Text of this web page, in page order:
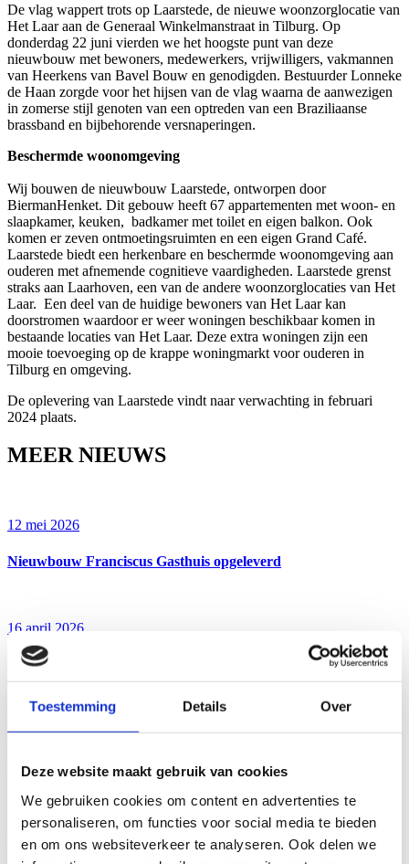
Toestemming Details Over
Deze website maakt gebruik van cookies
We gebruiken cookies om content en advertenties te
personaliseren, om functies voor social media te bieden
en om ons websiteverkeer te analyseren. Ook delen we
De vlag wappert trots op Laarstede, de nieuwe woonzorglocatie van
Het Laar aan de Generaal Winkelmanstraat in Tilburg. Op
donderdag 22 juni vierden we het hoogste punt van deze
nieuwbouw met bewoners, medewerkers, vrijwilligers, vakmannen
van Heerkens van Bavel Bouw en genodigden. Bestuurder Lonneke
de Haan zorgde voor het hijsen van de vlag waarna de aanwezigen
in zomerse stijl genoten van een optreden van een Braziliaanse
brassband en bijbehorende versnaperingen.
Beschermde woonomgeving
Wij bouwen de nieuwbouw Laarstede, ontworpen door
BiermanHenket. Dit gebouw heeft 67 appartementen met woon- en
slaapkamer, keuken, badkamer met toilet en eigen balkon. Ook
komen er zeven ontmoetingsruimten en een eigen Grand Café.
Laarstede biedt een herkenbare en beschermde woonomgeving aan
ouderen met afnemende cognitieve vaardigheden. Laarstede grenst
straks aan Laarhoven, een van de andere woonzorglocaties van Het
Laar. Een deel van de huidige bewoners van Het Laar kan
doorstromen waardoor er weer woningen beschikbaar komen in
bestaande locaties van Het Laar. Deze extra woningen zijn een
mooie toevoeging op de krappe woningmarkt voor ouderen in
Tilburg en omgeving.
De oplevering van Laarstede vindt naar verwachting in februari
2024 plaats.
MEER NIEUWS
12 mei 2026
Nieuwbouw Franciscus Gasthuis opgeleverd
16 april 2026
Samenwerking met Albert Sweitzer ziekenhuis
15 april 2026
Oplevering behandelcentrum voortplantingsgeneeskunde
1 april 2026